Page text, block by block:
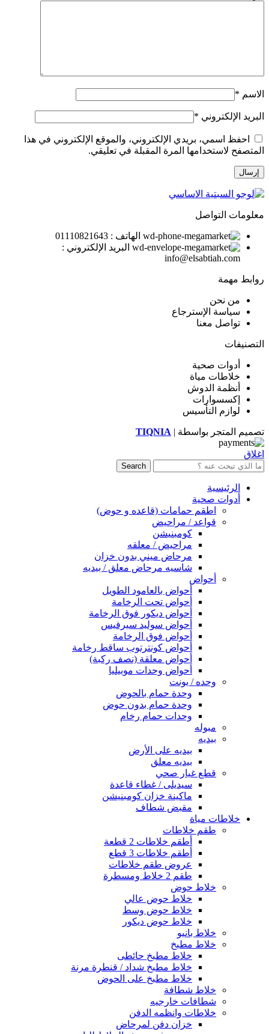
الاسم *
البريد الإلكتروني *
احفظ اسمي، بريدي الإلكتروني، والموقع الإلكتروني في هذا
المتصفح لاستخدامها المرة المقبلة في تعليقي.
معلومات التواصل
الهاتف : 01110821643
البريد الإلكتروني :
info@elsabtiah.com
روابط مهمة
من نحن
سياسة الإسترجاع
تواصل معنا
التصنيفات
أدوات صحية
خلاطات مياة
أنظمة الدوش
إكسسوارات
لوازم التأسيس
تصميم المتجر بواسطة | TIQNIA
اغلاق
Search
الرئيسية
أدوات صحية
اطقم حمامات (قاعده و حوض)
قواعد / مراحيض
كومبنيشن
مراحيض / معلقه
مرحاض ميني بدون خزان
شاسيه مرحاض معلق / بيديه
أحواض
أحواض بالعامود الطويل
أحواض تحت الرخامة
أحواض ديكور فوق الرخامة
أحواض سوليد سيرفيس
أحواض فوق الرخامة
أحواض كونترتوب ساقط رخامة
أحواض معلقة (نصف ركبة)
أحواض وحدات موبيليا
وحده / يونت
وحدة حمام بالحوض
وحدة حمام بدون حوض
وحدات حمام رخام
مبوله
بيديه
بيديه على الأرض
بيديه معلق
قطع غيار صحي
سيديلى / غطاء قاعدة
ماكينة خزان كومبنيشن
مقبض شطاف
خلاطات مياة
طقم خلاطات
أطقم خلاطات 2 قطعة
أطقم خلاطات 3 قطع
عروض طقم خلاطات
طقم 2 خلاط ومسطرة
خلاط حوض
خلاط حوض عالي
خلاط حوض وسط
خلاط حوض ديكور
خلاط بانيو
خلاط مطبخ
خلاط مطبخ حائطى
خلاط مطبخ شداد / قنطرة مرنة
خلاط مطبخ على الحوض
خلاط شطافة
شطافات خارجيه
خلاطات وانظمه الدفن
خزان دفن لمرحاض